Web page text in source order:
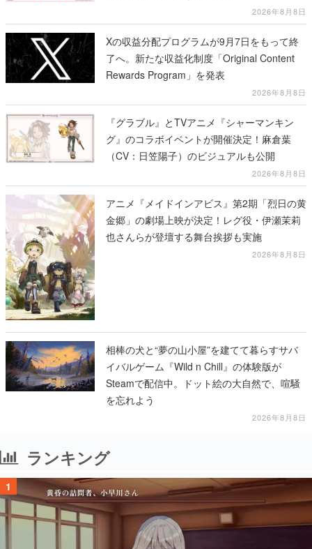
2026年8月8日
Xの収益分配プログラムが9月7日をもって終
了へ。新たな収益化制度「Original Content
Rewards Program」を発表
2026年8月8日
『グラブル』とTVアニメ『シャーマンキン
グ』のコラボイベントが開催決定！麻倉葉
（CV：日笠陽子）のビジュアルも公開
2026年8月8日
アニメ『メイドインアビス』第2期「烈日の黄
金郷」の劇場上映が決定！レグ役・伊瀬茉莉
也さんらが登壇する舞台挨拶も実施
2026年8月8日
相棒の犬と“夢の山小屋”を建てて暮らすサバ
イバルゲーム『Wild n Chill』の体験版が
Steamで配信中。ドット絵の大自然で、喧騒
を忘れよう
2026年8月8日
ランキング
1